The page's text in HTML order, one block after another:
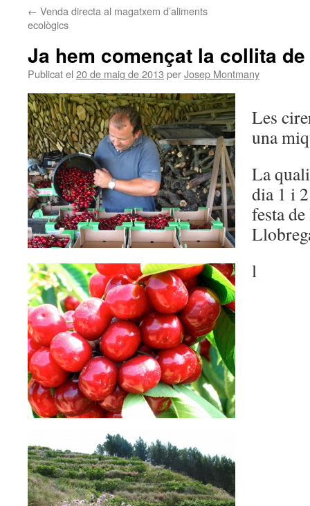
← Venda directa al magatxem d’aliments
ecològics
Ja hem començat la collita
Publicat el 20 de maig de 2013 perJosep Montmany
Les
una
La
dia 1 i
festa
l